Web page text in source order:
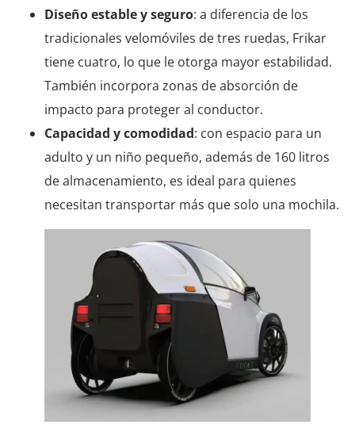
Diseño estable y seguro: a diferencia de los
tradicionales velomóviles de tres ruedas, Frikar
tiene cuatro, lo que le otorga mayor estabilidad.
También incorpora zonas de absorción de
impacto para proteger al conductor.
Capacidad y comodidad: con espacio para un
adulto y un niño pequeño, además de 160 litros
de almacenamiento, es ideal para quienes
necesitan transportar más que solo una mochila.